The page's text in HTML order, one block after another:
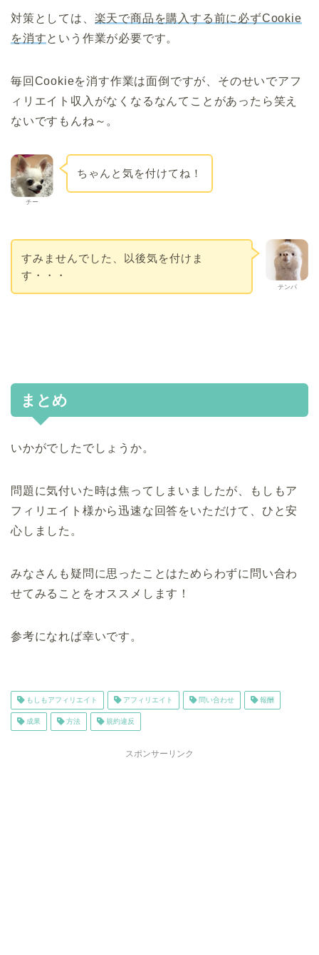
対策としては、 楽天で商品を購入する前に必ずCookie
を消すという作業が必要です。
毎回Cookieを消す作業は面倒ですが、そのせいでアフ
ィリエイト収入がなくなるなんてことがあったら笑え
ないですもんね～。
チー
ちゃんと気を付けてね！
テンパ
すみませんでした、以後気を付けま
す・・・
まとめ
いかがでしたでしょうか。
問題に気付いた時は焦ってしまいましたが、もしもア
フィリエイト様から迅速な回答をいただけて、ひと安
心しました。
みなさんも疑問に思ったことはためらわずに問い合わ
せてみることをオススメします！
参考になれば幸いです。
もしもアフィリエイト アフィリエイト 問い合わせ 報酬
成果 方法 規約違反
スポンサーリンク